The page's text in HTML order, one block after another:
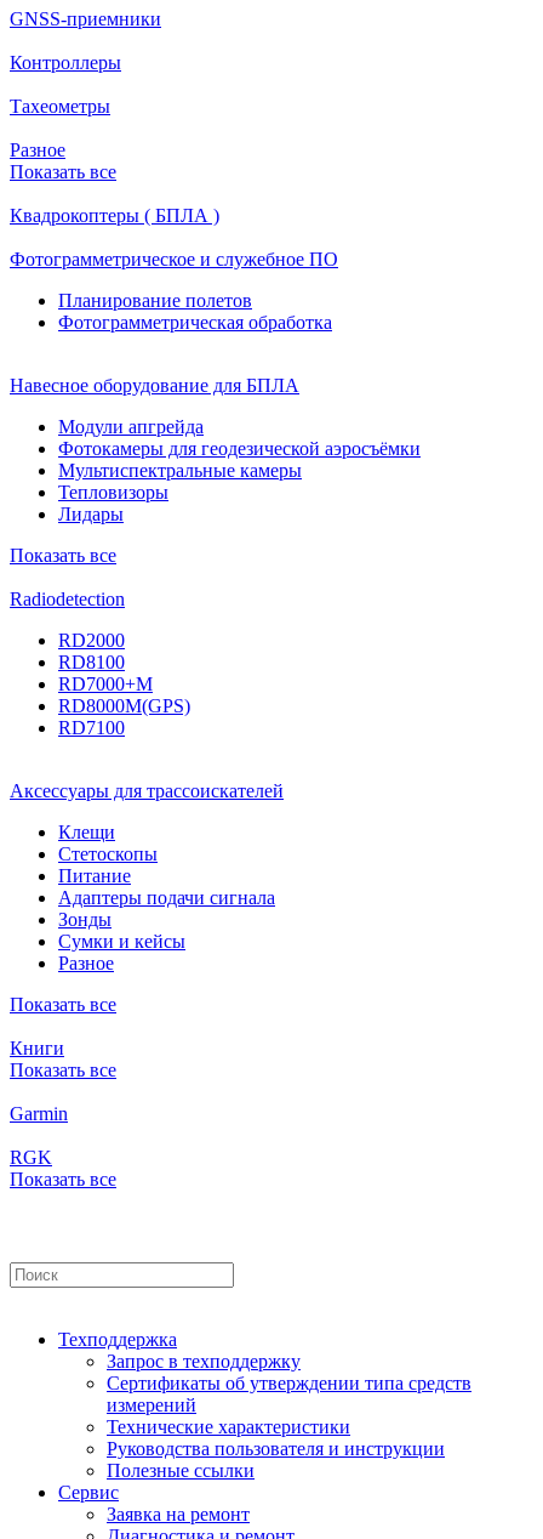
GNSS-приемники
Контроллеры
Тахеометры
Разное
Показать все
Квадрокоптеры ( БПЛА )
Фотограмметрическое и служебное ПО
Планирование полетов
Фотограмметрическая обработка
Навесное оборудование для БПЛА
Модули апгрейда
Фотокамеры для геодезической аэросъёмки
Мультиспектральные камеры
Тепловизоры
Лидары
Показать все
Radiodetection
RD2000
RD8100
RD7000+M
RD8000M(GPS)
RD7100
Аксессуары для трассоискателей
Клещи
Стетоскопы
Питание
Адаптеры подачи сигнала
Зонды
Сумки и кейсы
Разное
Показать все
Книги
Показать все
Garmin
RGK
Показать все
Техподдержка
Запрос в техподдержку
Сертификаты об утверждении типа средств
измерений
Технические характеристики
Руководства пользователя и инструкции
Полезные ссылки
Сервис
Заявка на ремонт